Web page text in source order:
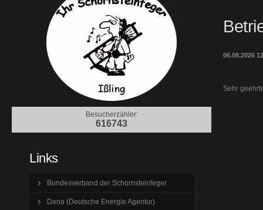
06.08.2026
Sehr
Besucherzähler:
616743
Links
Bundesverband der Schornsteinfeger
Dena (Deutsche Energie Agentur)